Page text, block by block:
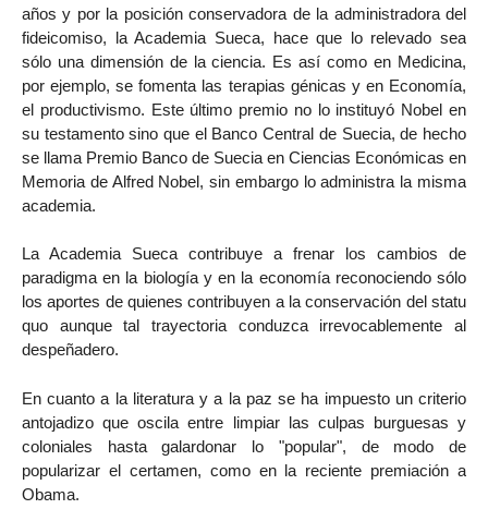
años y por la posición conservadora de la administradora del
fideicomiso, la Academia Sueca, hace que lo relevado sea
sólo una dimensión de la ciencia. Es así como en Medicina,
por ejemplo, se fomenta las terapias génicas y en Economía,
el productivismo. Este último premio no lo instituyó Nobel en
su testamento sino que el Banco Central de Suecia, de hecho
se llama Premio Banco de Suecia en Ciencias Económicas en
Memoria de Alfred Nobel, sin embargo lo administra la misma
academia.
La Academia Sueca contribuye a frenar los cambios de
paradigma en la biología y en la economía reconociendo sólo
los aportes de quienes contribuyen a la conservación del statu
quo aunque tal trayectoria conduzca irrevocablemente al
despeñadero.
En cuanto a la literatura y a la paz se ha impuesto un criterio
antojadizo que oscila entre limpiar las culpas burguesas y
coloniales hasta galardonar lo "popular", de modo de
popularizar el certamen, como en la reciente premiación a
Obama.